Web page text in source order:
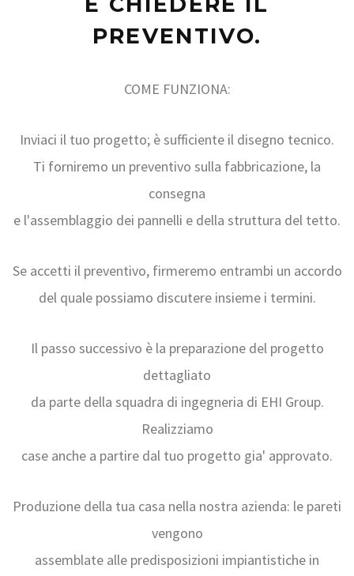
PREVENTIVO.
COME FUNZIONA:
Inviaci il tuo progetto; è sufficiente il disegno tecnico.
Ti forniremo un preventivo sulla fabbricazione, la
consegna
e l'assemblaggio dei pannelli e della struttura del tetto.
Se accetti il preventivo, firmeremo entrambi un accordo
del quale possiamo discutere insieme i termini.
Il passo successivo è la preparazione del progetto
dettagliato
da parte della squadra di ingegneria di EHI Group.
Realizziamo
case anche a partire dal tuo progetto gia' approvato.
Produzione della tua casa nella nostra azienda: le pareti
vengono
assemblate alle predisposizioni impiantistiche in